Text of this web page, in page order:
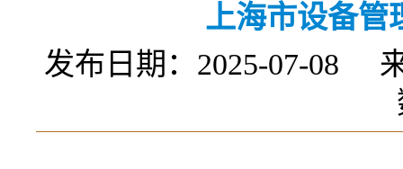
上海市设备管
发布日期：2025-07-08